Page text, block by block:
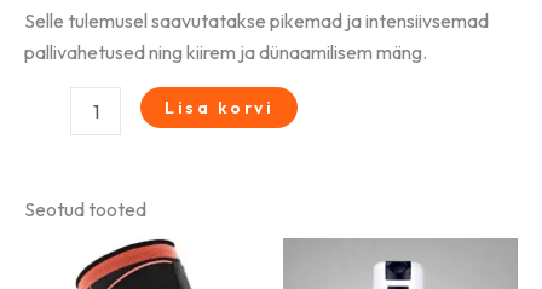
Selle tulemusel saavutatakse pikemad ja intensiivsemad
pallivahetused ning kiirem ja dünaamilisem mäng.
Lisa korvi
Seotud tooted
Sellel